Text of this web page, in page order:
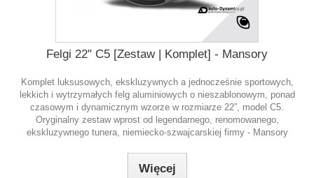
Felgi 22" C5 [Zestaw | Komplet] - Mansory
Komplet luksusowych, ekskluzywnych a jednocześnie sportowych,
lekkich i wytrzymałych felg aluminiowych o nieszablonowym, ponad
czasowym i dynamicznym wzorze w rozmiarze 22”, model C5.
Oryginalny zestaw wprost od legendarnego, renomowanego,
ekskluzywnego tunera, niemiecko-szwajcarskiej firmy - Mansory
Więcej